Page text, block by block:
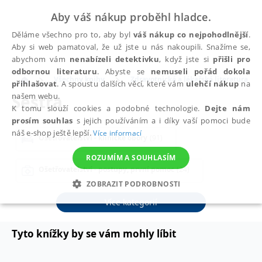
Všechny knihy Zdravotnická a lékařská literatura
Sestra
Ošetřovatelství - klinické obory
Ošetřovatelství - postupy, první pomoc (24)
Teoretické obory (61)
Více kategorií
Tyto knížky by se vám mohly líbit
Aby váš nákup proběhl hladce.
Děláme všechno pro to, aby bylváš nákup co nejpohodlnější.
Aby si web pamatoval, že už jste u nás nakoupili. Snažíme se,
abychom vám nenabízeli detektivku, když jste si přišli pro
odbornou literaturu. Abyste se nemuseli pořád dokola
přihlašovat. A spoustu dalších věcí, které vám ulehčí nákup na
našem webu.
K tomu slouží cookies a podobné technologie. Dejte nám
prosím souhlas s jejich používáním a i díky vaší pomoci bude
náš e-shop ještě lepší.Více informací
ROZUMÍM A SOUHLASÍM
ZOBRAZIT PODROBNOSTI
NEZBYTNÉ ANALYTICKÉ MARKETINGOVÉ
FUNKČNÍ NEZAŘAZENÉ SOUBORY